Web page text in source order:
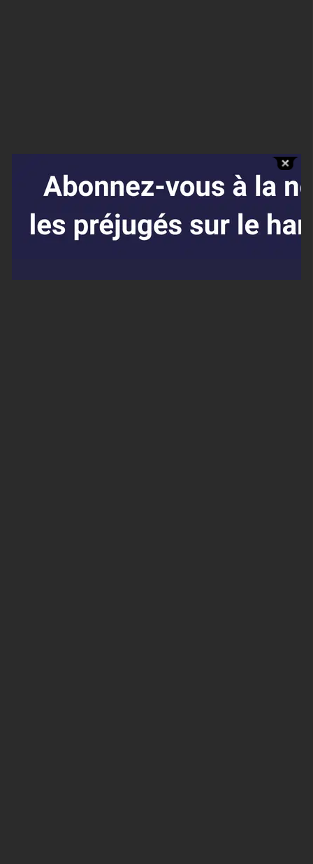
Affaires sensibles